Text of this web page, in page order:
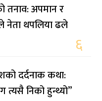
तनाव: अपमान र
नेता थपलिया ढले
६
दर्दनाक कथा:
त्यसै निको हुन्थ्यो”